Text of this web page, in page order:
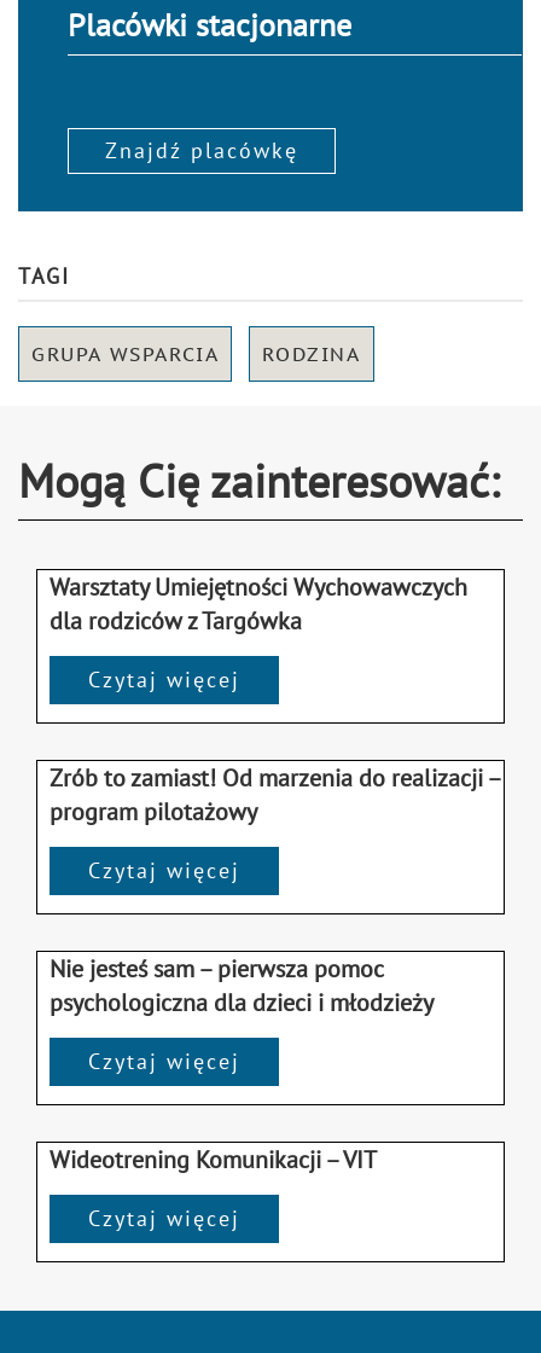
Placówki stacjonarne
Znajdź placówkę
TAGI
GRUPA WSPARCIA RODZINA
Mogą Cię zainteresować:
Warsztaty Umiejętności Wychowawczych
dla rodziców z Targówka
Czytaj więcej
Zrób to zamiast! Od marzenia do realizacji –
program pilotażowy
Czytaj więcej
Nie jesteś sam – pierwsza pomoc
psychologiczna dla dzieci i młodzieży
Czytaj więcej
Wideotrening Komunikacji – VIT
Czytaj więcej